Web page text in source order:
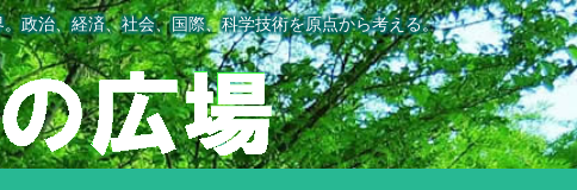
政治、経済、社会、国際、科学技術を原点から考える。